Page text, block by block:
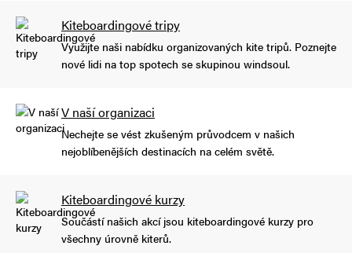
Kiteboardingové tripy
Využijte naši nabídku organizovaných kite tripů. Poznejte
nové lidi na top spotech se skupinou windsoul.
V naší organizaci
Nechejte se vést zkušeným průvodcem v našich
nejoblíbenějších destinacích na celém světě.
Kiteboardingové kurzy
Součástí našich akcí jsou kiteboardingové kurzy pro
všechny úrovně kiterů.